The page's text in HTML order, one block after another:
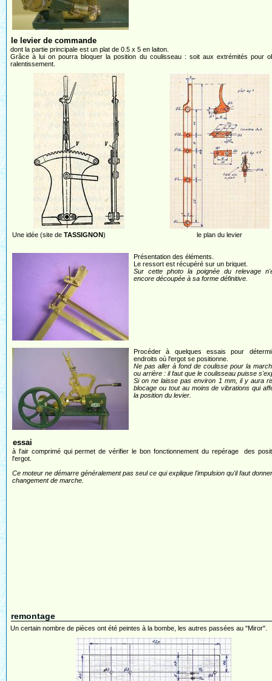
le levier de commande
dont la partie principale est un plat de 0.5 x 5 en laiton.
Grâce à lui on pourra bloquer la position du coulisseau : soit aux extrémités pour
ralentissement.
Une idée (site de TASSIGNON) le plan du levier
Présentation des éléments.
Le ressort est récupéré sur un briquet.
Sur cette photo la poignée du relevage
encore découpée à sa forme définitive.
Procéder à quelques essais pour
endroits où l'ergot se positionne.
Ne pas aller à fond de coulisse pour la
ou arrière : il faut que le coulisseau puisse
Si on ne laisse pas environ 1 mm, il y aura
blocage ou tout au moins de vibrations qui
la position du levier.
essai
à l'air comprimé qui permet de vérifier le bon fonctionnement du repérage des
l'ergot.
Ce moteur ne démarre généralement pas seul ce qui explique l'impulsion qu'il faut
changement de marche.
remontage
Un certain nombre de pièces ont été peintes à la bombe, les autres passées au "Miror".